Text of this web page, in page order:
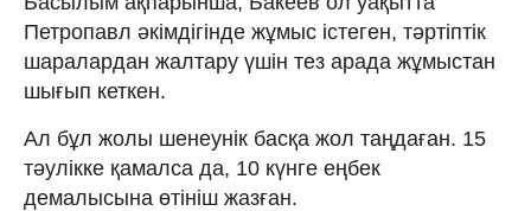
Петропавл әкімдігінде жұмыс істеген, тәртіптік
шаралардан жалтару үшін тез арада жұмыстан
шығып кеткен.
Ал бұл жолы шенеунік басқа жол таңдаған. 15
тәулікке қамалса да, 10 күнге еңбек
демалысына өтініш жазған.